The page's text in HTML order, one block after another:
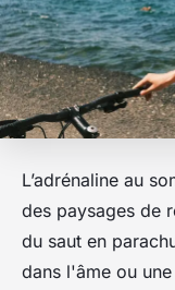
L’adrénaline au
des paysages de
du saut en
dans l'âme ou